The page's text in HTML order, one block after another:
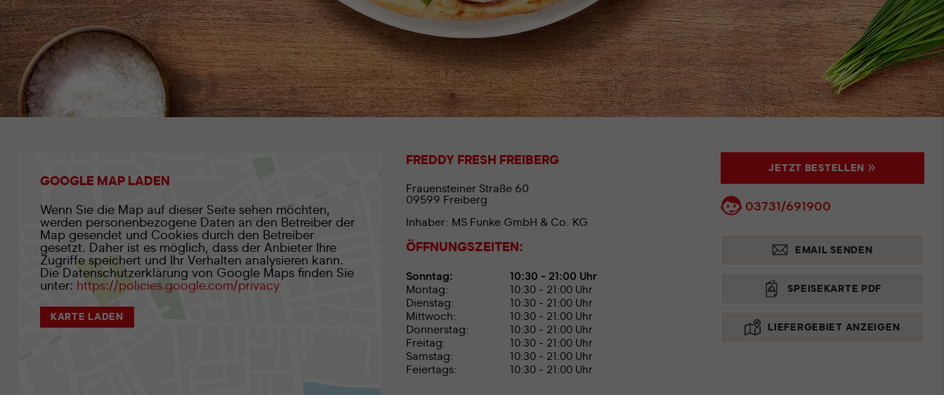
GOOGLE MAP LADEN
Wenn Sie die Map auf dieser Seite sehen möchten,
werden personenbezogene Daten an den Betreiber der
Map gesendet und Cookies durch den Betreiber
gesetzt. Daher ist es möglich, dass der Anbieter Ihre
Zugriffe speichert und Ihr Verhalten analysieren kann.
Die Datenschutzerklärung von Google Maps finden Sie
unter: https://policies.google.com/privacy
KARTE LADEN
FREDDY FRESH FREIBERG
Frauensteiner Straße 60
09599 Freiberg
Inhaber: MS Funke GmbH & Co. KG
ÖFFNUNGSZEITEN:
Sonntag: 10:30 - 21:00 Uhr
Montag: 10:30 - 21:00 Uhr
Dienstag: 10:30 - 21:00 Uhr
Mittwoch: 10:30 - 21:00 Uhr
Donnerstag: 10:30 - 21:00 Uhr
Freitag: 10:30 - 21:00 Uhr
Samstag: 10:30 - 21:00 Uhr
Feiertags: 10:30 - 21:00 Uhr
JETZT BESTELLEN
03731/691900
EMAIL SENDEN
SPEISEKARTE PDF
LIEFERGEBIET ANZEIGEN